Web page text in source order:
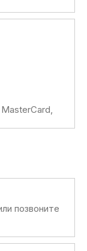
позвоните